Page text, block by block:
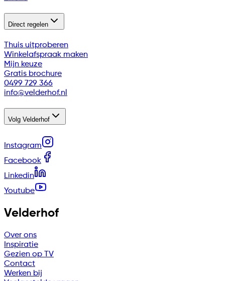
Direct regelen
Thuis uitproberen
Winkelafspraak maken
Mijn keuze
Gratis brochure
0499 729 366
info@velderhof.nl
Volg Velderhof
Instagram
Facebook
Linkedin
Youtube
Velderhof
Over ons
Inspiratie
Gezien op TV
Contact
Werken bij